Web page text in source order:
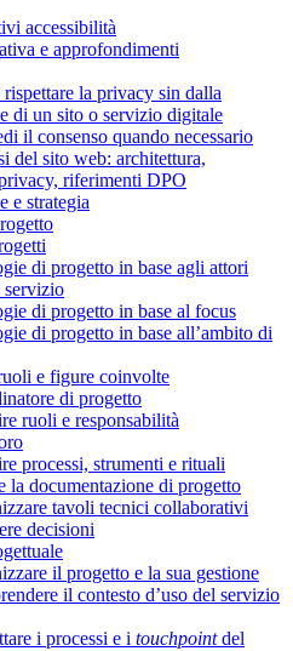
accessibilità
e approfondimenti
la privacy sin dalla
di un sito o servizio digitale
il consenso quando necessario
del sito web: architettura,
riferimenti DPO
e strategia
di progetto in base agli attori
di progetto in base al focus
di progetto in base all’ambito di
e figure coinvolte
di progetto
ruoli e responsabilità
processi, strumenti e rituali
la documentazione di progetto
tavoli tecnici collaborativi
decisioni
il progetto e la sua gestione
il contesto d’uso del servizio
i processi e i touchpointdel